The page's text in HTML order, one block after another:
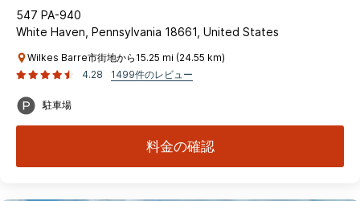
547 PA-940
White Haven, Pennsylvania 18661, United States
Wilkes Barre市街地から15.25 mi (24.55 km)
4.28
1499件のレビュー
駐車場
料金の確認